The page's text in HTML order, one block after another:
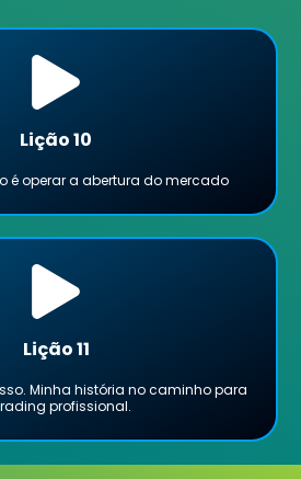
Lição 10
é operar a abertura do mercado
Lição 11
Minha história no caminho para
profissional.